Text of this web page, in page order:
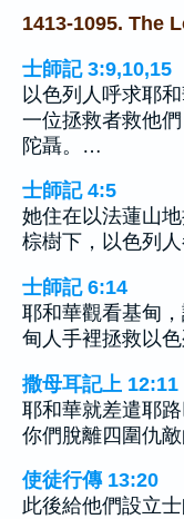
1413-1095. The
士師記 3:9,10,15
以色列人呼求耶
一位拯救者救他
陀聶。…
士師記 4:5
她住在以法蓮山
棕樹下，以色列
士師記 6:14
耶和華觀看基甸
甸人手裡拯救以
撒母耳記上 12:11
耶和華就差遣耶
你們脫離四圍仇
使徒行傳 13:20
此後給他們設立